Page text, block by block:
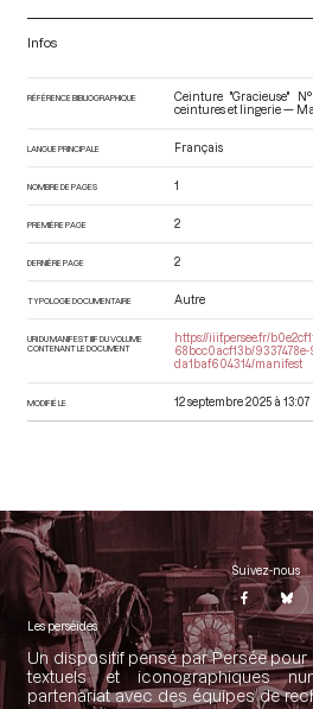
Infos
RÉFÉRENCE BIBLIOGRAPHIQUE
Ceinture "Gracieuse"
ceintures et lingerie —
LANGUE PRINCIPALE Français
NOMBRE DE PAGES 1
PREMIÈRE PAGE 2
DERNIÈRE PAGE 2
TYPOLOGIE DOCUMENTAIRE Autre
URI DU MANIFEST IIIF DU VOLUME
CONTENANT LE DOCUMENT
https://iiif.persee.fr/
68bcc0acf13b/
da1baf604314/manifest
MODIFIÉ LE 12 septembre 2025 à 13:07
Suivez-nous
Les perséides
Un dispositif pensé par Persée
textuels et iconographiques
partenariat avec des équipes de